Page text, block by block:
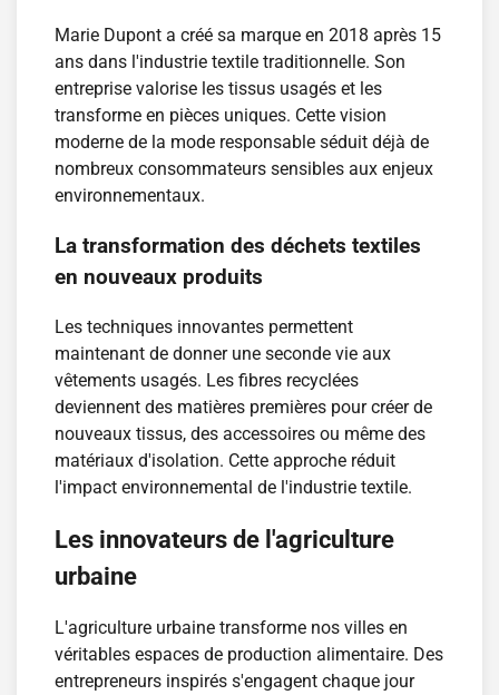
Marie Dupont a créé sa marque en 2018 après 15
ans dans l'industrie textile traditionnelle. Son
entreprise valorise les tissus usagés et les
transforme en pièces uniques. Cette vision
moderne de la mode responsable séduit déjà de
nombreux consommateurs sensibles aux enjeux
environnementaux.
La transformation des déchets textiles
en nouveaux produits
Les techniques innovantes permettent
maintenant de donner une seconde vie aux
vêtements usagés. Les fibres recyclées
deviennent des matières premières pour créer de
nouveaux tissus, des accessoires ou même des
matériaux d'isolation. Cette approche réduit
l'impact environnemental de l'industrie textile.
Les innovateurs de l'agriculture
urbaine
L'agriculture urbaine transforme nos villes en
véritables espaces de production alimentaire. Des
entrepreneurs inspirés s'engagent chaque jour